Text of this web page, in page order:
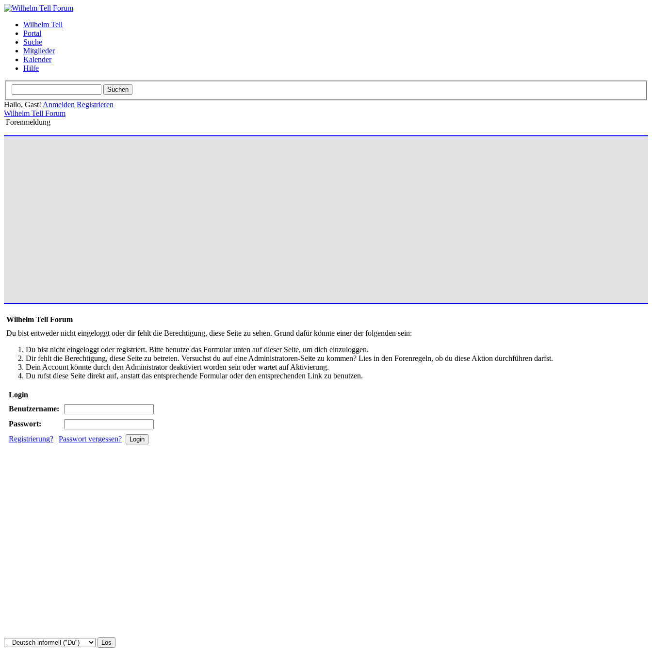
Wilhelm Tell
Portal
Suche
Mitglieder
Kalender
Hilfe
Hallo, Gast! Anmelden Registrieren
Wilhelm Tell Forum
Forenmeldung
Wilhelm Tell Forum
Du bist entweder nicht eingeloggt oder dir fehlt die Berechtigung, diese Seite zu sehen. Grund dafür könnte einer der folgenden sein:
Du bist nicht eingeloggt oder registriert. Bitte benutze das Formular unten auf dieser Seite, um dich einzuloggen.
Dir fehlt die Berechtigung, diese Seite zu betreten. Versuchst du auf eine Administratoren-Seite zu kommen? Lies in den Forenregeln, ob du diese Aktion durchführen darfst.
Dein Account könnte durch den Administrator deaktiviert worden sein oder wartet auf Aktivierung.
Du rufst diese Seite direkt auf, anstatt das entsprechende Formular oder den entsprechenden Link zu benutzen.
Login
Benutzername:
Passwort:
Registrierung? | Passwort vergessen?